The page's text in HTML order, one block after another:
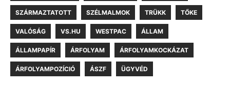
SZÁRMAZTATOTT SZÉLMALMOK TRÜKK TŐKE
VALÓSÁG VS.HU WESTPAC ÁLLAM
ÁLLAMPAPÍR ÁRFOLYAM ÁRFOLYAMKOCKÁZAT
ÁRFOLYAMPOZÍCIÓ ÁSZF ÜGYVÉD